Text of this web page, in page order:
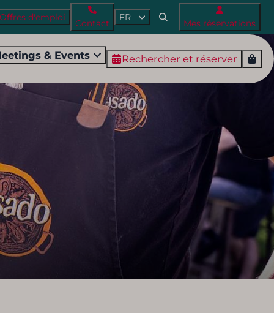
Offres d'emploi
Contact
FR
Mes réservations
& Events Rechercher et réserver